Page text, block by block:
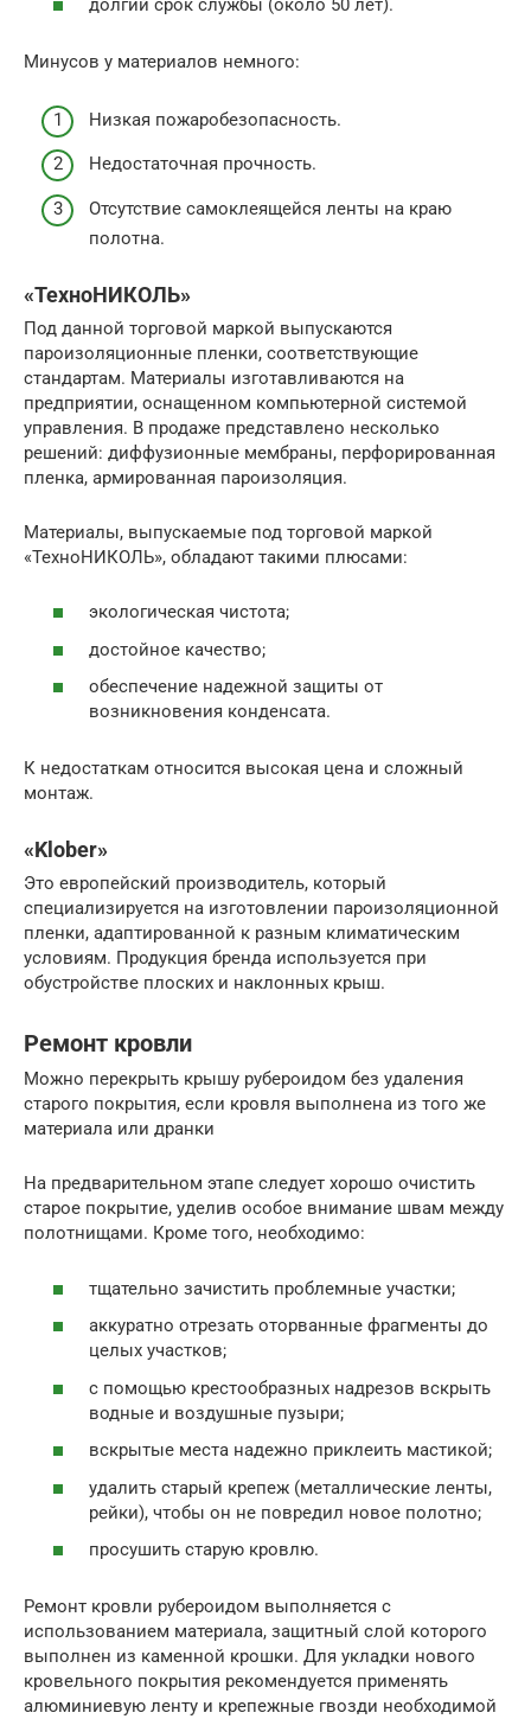
долгий срок службы (около 50 лет).
Минусов у материалов немного:
Низкая пожаробезопасность.
Недостаточная прочность.
Отсутствие самоклеящейся ленты на краю
полотна.
«ТехноНИКОЛЬ»
Под данной торговой маркой выпускаются
пароизоляционные пленки, соответствующие
стандартам. Материалы изготавливаются на
предприятии, оснащенном компьютерной системой
управления. В продаже представлено несколько
решений: диффузионные мембраны, перфорированная
пленка, армированная пароизоляция.
Материалы, выпускаемые под торговой маркой
«ТехноНИКОЛЬ», обладают такими плюсами:
экологическая чистота;
достойное качество;
обеспечение надежной защиты от
возникновения конденсата.
К недостаткам относится высокая цена и сложный
монтаж.
«Klober»
Это европейский производитель, который
специализируется на изготовлении пароизоляционной
пленки, адаптированной к разным климатическим
условиям. Продукция бренда используется при
обустройстве плоских и наклонных крыш.
Ремонт кровли
Можно перекрыть крышу рубероидом без удаления
старого покрытия, если кровля выполнена из того же
материала или дранки
На предварительном этапе следует хорошо очистить
старое покрытие, уделив особое внимание швам между
полотнищами. Кроме того, необходимо:
тщательно зачистить проблемные участки;
аккуратно отрезать оторванные фрагменты до
целых участков;
с помощью крестообразных надрезов вскрыть
водные и воздушные пузыри;
вскрытые места надежно приклеить мастикой;
удалить старый крепеж (металлические ленты,
рейки), чтобы он не повредил новое полотно;
просушить старую кровлю.
Ремонт кровли рубероидом выполняется с
использованием материала, защитный слой которого
выполнен из каменной крошки. Для укладки нового
кровельного покрытия рекомендуется применять
алюминиевую ленту и крепежные гвозди необходимой